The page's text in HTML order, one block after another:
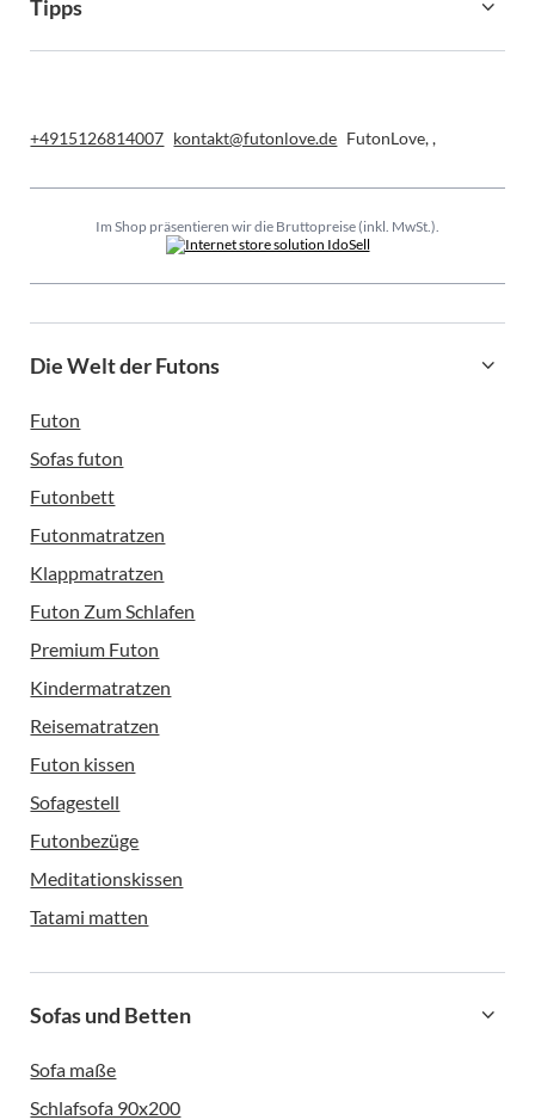
Tipps
+4915126814007 kontakt@futonlove.de FutonLove,,
Im Shop präsentieren wir die Bruttopreise (inkl. MwSt.).
Die Welt der Futons
Futon
Sofas futon
Futonbett
Futonmatratzen
Klappmatratzen
Futon Zum Schlafen
Premium Futon
Kindermatratzen
Reisematratzen
Futon kissen
Sofagestell
Futonbezüge
Meditationskissen
Tatami matten
Sofas und Betten
Sofa maße
Schlafsofa 90x200